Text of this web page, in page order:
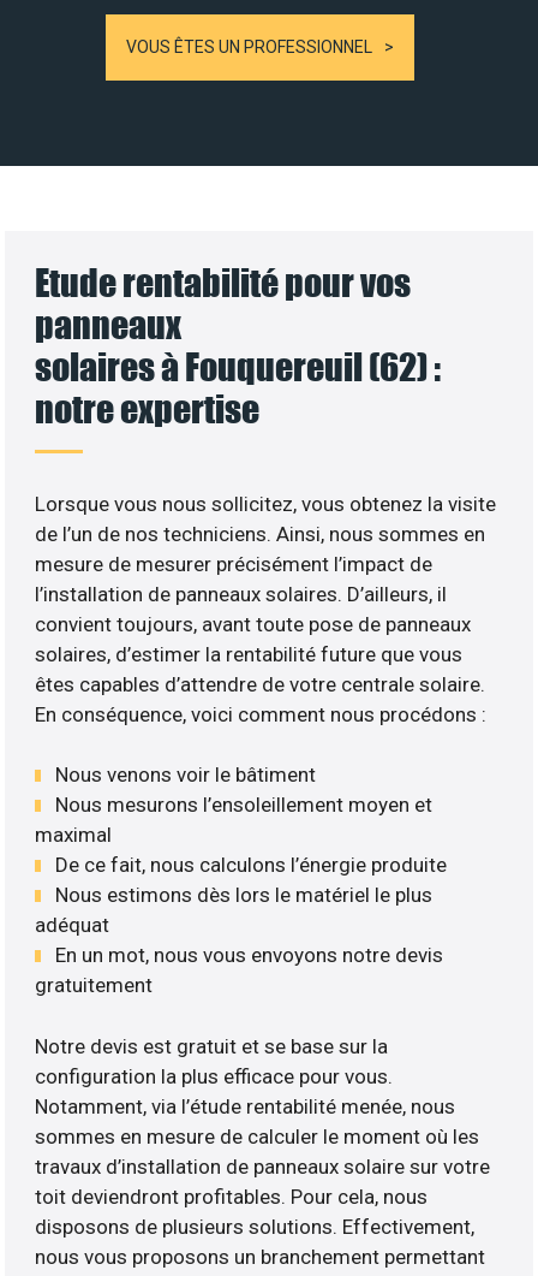
VOUS ÊTES UN PROFESSIONNEL
Etude rentabilité pour vos
panneaux
solaires à Fouquereuil (62) :
notre expertise
Lorsque vous nous sollicitez, vous obtenez la visite
de l’un de nos techniciens. Ainsi, nous sommes en
mesure de mesurer précisément l’impact de
l’installation de panneaux solaires. D’ailleurs, il
convient toujours, avant toute pose de panneaux
solaires, d’estimer la rentabilité future que vous
êtes capables d’attendre de votre centrale solaire.
En conséquence, voici comment nous procédons :
Nous venons voir le bâtiment
Nous mesurons l’ensoleillement moyen et
maximal
De ce fait, nous calculons l’énergie produite
Nous estimons dès lors le matériel le plus
adéquat
En un mot, nous vous envoyons notre devis
gratuitement
Notre devis est gratuit et se base sur la
configuration la plus efficace pour vous.
Notamment, via l’étude rentabilité menée, nous
sommes en mesure de calculer le moment où les
travaux d’installation de panneaux solaire sur votre
toit deviendront profitables. Pour cela, nous
disposons de plusieurs solutions. Effectivement,
nous vous proposons un branchement permettant